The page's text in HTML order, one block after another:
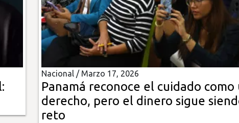
Nacional / Marzo 17, 2026
Panamá reconoce el cuidado como
derecho, pero el dinero sigue
reto